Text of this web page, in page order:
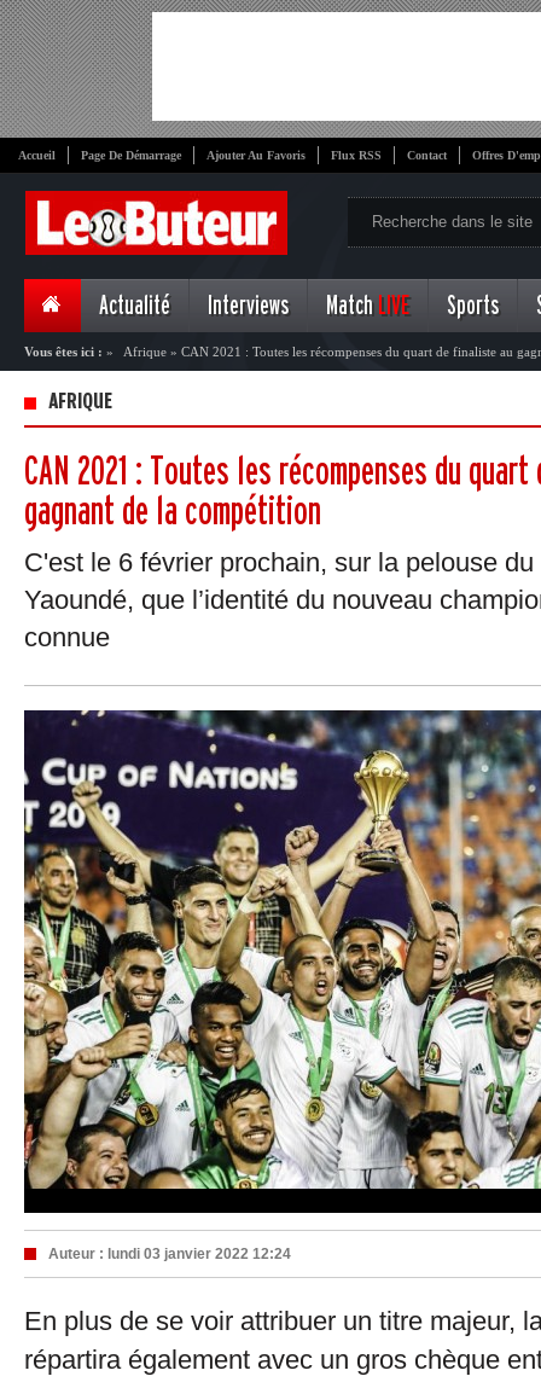
Accueil Page De Démarrage Ajouter Au Favoris Flux RSS Contact Offres
Actualité Interviews Match LIVE Sports
Vous êtes ici : » Afrique » CAN 2021 : Toutes les récompenses du quart de finaliste au
AFRIQUE
CAN 2021 : Toutes les récompenses du
gagnant de la compétition
C'est le 6 février prochain, sur la pelouse
Yaoundé, que l’identité du nouveau
connue
Auteur : lundi 03 janvier 2022 12:24
En plus de se voir attribuer un titre majeur,
répartira également avec un gros chèque